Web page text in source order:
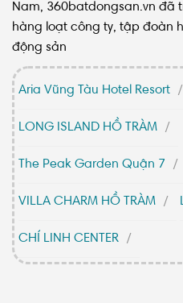
Nam, 360batdongsan.vn đã
hàng loạt công ty, tập đoàn
động sản
Aria Vũng Tàu Hotel Resort
LONG ISLAND HỒ TRÀM
The Peak Garden Quận 7
VILLA CHARM HỒ TRÀM
CHÍ LINH CENTER